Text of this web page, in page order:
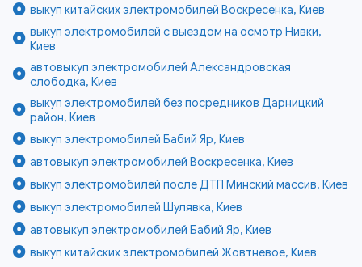
выкуп китайских электромобилей Воскресенка, Киев
выкуп электромобилей с выездом на осмотр Нивки,
Киев
автовыкуп электромобилей Александровская
слободка, Киев
выкуп электромобилей без посредников Дарницкий
район, Киев
выкуп электромобилей Бабий Яр, Киев
автовыкуп электромобилей Воскресенка, Киев
выкуп электромобилей после ДТП Минский массив, Киев
выкуп электромобилей Шулявка, Киев
автовыкуп электромобилей Бабий Яр, Киев
выкуп китайских электромобилей Жовтневое, Киев